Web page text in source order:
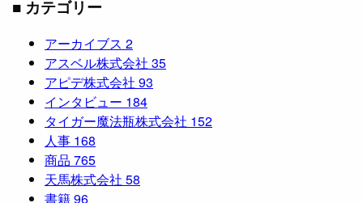
■ カテゴリー
アーカイブス 2
アスベル株式会社 35
アピデ株式会社 93
インタビュー 184
タイガー魔法瓶株式会社 152
人事 168
商品 765
天馬株式会社 58
書籍96